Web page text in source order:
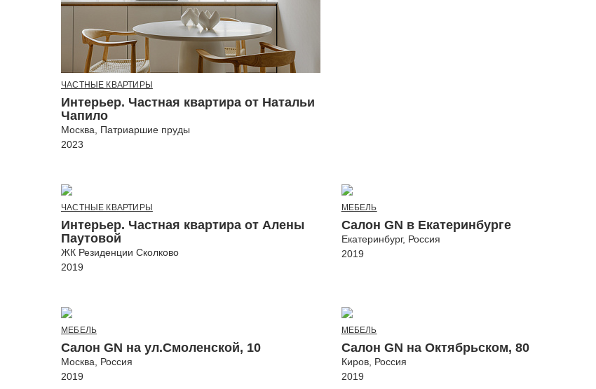
ЧАСТНЫЕ КВАРТИРЫ
Интерьер. Частная квартира от Натальи
Чапило
Москва, Патриаршие пруды
2023
ЧАСТНЫЕ КВАРТИРЫ
Интерьер. Частная квартира от Алены
Паутовой
ЖК Резиденции Сколково
2019
МЕБЕЛЬ
Салон GN в Екатеринбурге
Екатеринбург, Россия
2019
МЕБЕЛЬ
Салон GN на ул.Смоленской, 10
Москва, Россия
2019
МЕБЕЛЬ
Салон GN на Октябрьском, 80
Киров, Россия
2019